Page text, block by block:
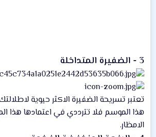
3 - الضفيرة المتداخلة
تعتبر تسريحة الضفيرة الاكثر حيوية
هذا الموسم فلا تترددي في اعتمادها هذا
الامظار.